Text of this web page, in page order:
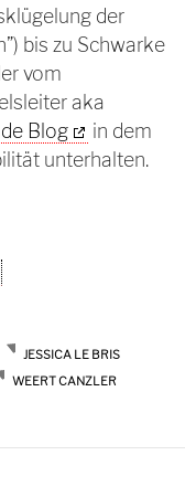
der
bis zu Schwarke
vom
aka
Blog
in dem
unterhalten.
JESSICA LE BRIS
WEERT CANZLER